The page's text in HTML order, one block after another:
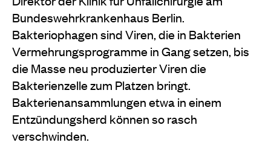
Bundeswehrkrankenhaus Berlin.
Bakteriophagen sind Viren, die in Bakterien
Vermehrungsprogramme in Gang setzen, bis
die Masse neu produzierter Viren die
Bakterienzelle zum Platzen bringt.
Bakterienansammlungen etwa in einem
Entzündungsherd können so rasch
verschwinden.